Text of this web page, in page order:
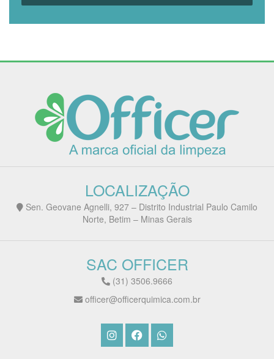
LOCALIZAÇÃO
Sen. Geovane Agnelli, 927 – Distrito Industrial Paulo Camilo
Norte, Betim – Minas Gerais
SAC OFFICER
(31) 3506.9666
officer@officerquimica.com.br